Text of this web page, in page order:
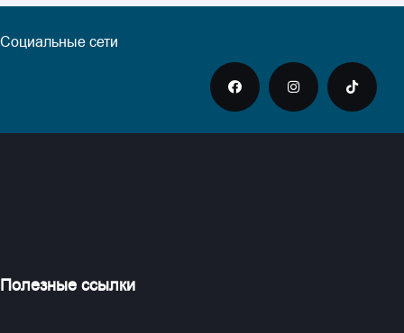
Социальные сети
Полезные ссылки